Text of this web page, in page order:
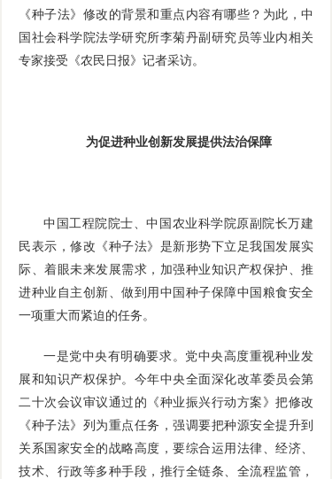
《种子法》修改的背景和重点内容有哪些？为此，中
国社会科学院法学研究所李菊丹副研究员等业内相关
专家接受《农民日报》记者采访。
为促进种业创新发展提供法治保障
中国工程院院士、中国农业科学院原副院长万建
民表示，修改《种子法》是新形势下立足我国发展实
际、着眼未来发展需求，加强种业知识产权保护、推
进种业自主创新、做到用中国种子保障中国粮食安全
一项重大而 紧迫的任务。
一是党中央有明确要求。党中央高度重视种业发
展和知识产权保护。今年中央全面深化改革委员会第
二十次会议审议通过的《种业振兴行动方案》把修改
《种子法》列为重点任务，强调要把种源安全提升到
关系国家安全的战略高度，要综合运用法律、经济、
技术、行政等多种手段，推行全链条、全流程监管，